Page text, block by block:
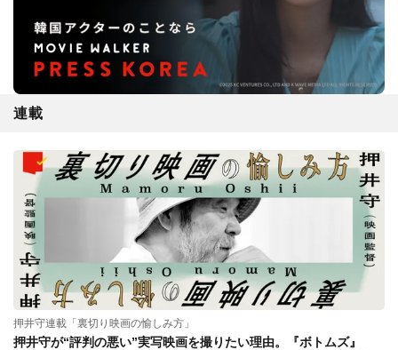
連載
押井守連載「裏切り映画の愉しみ方」
押井守が“評判の悪い”実写映画を撮りたい理由。『ボトムズ』